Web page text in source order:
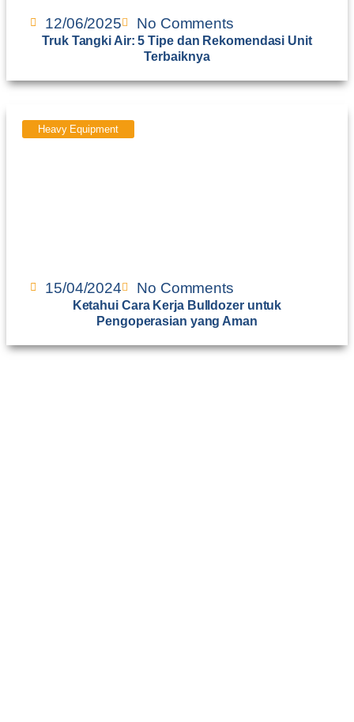
12/06/2025 No Comments
Truk Tangki Air: 5 Tipe dan Rekomendasi Unit
Terbaiknya
Heavy Equipment
15/04/2024 No Comments
Ketahui Cara Kerja Bulldozer untuk
Pengoperasian yang Aman